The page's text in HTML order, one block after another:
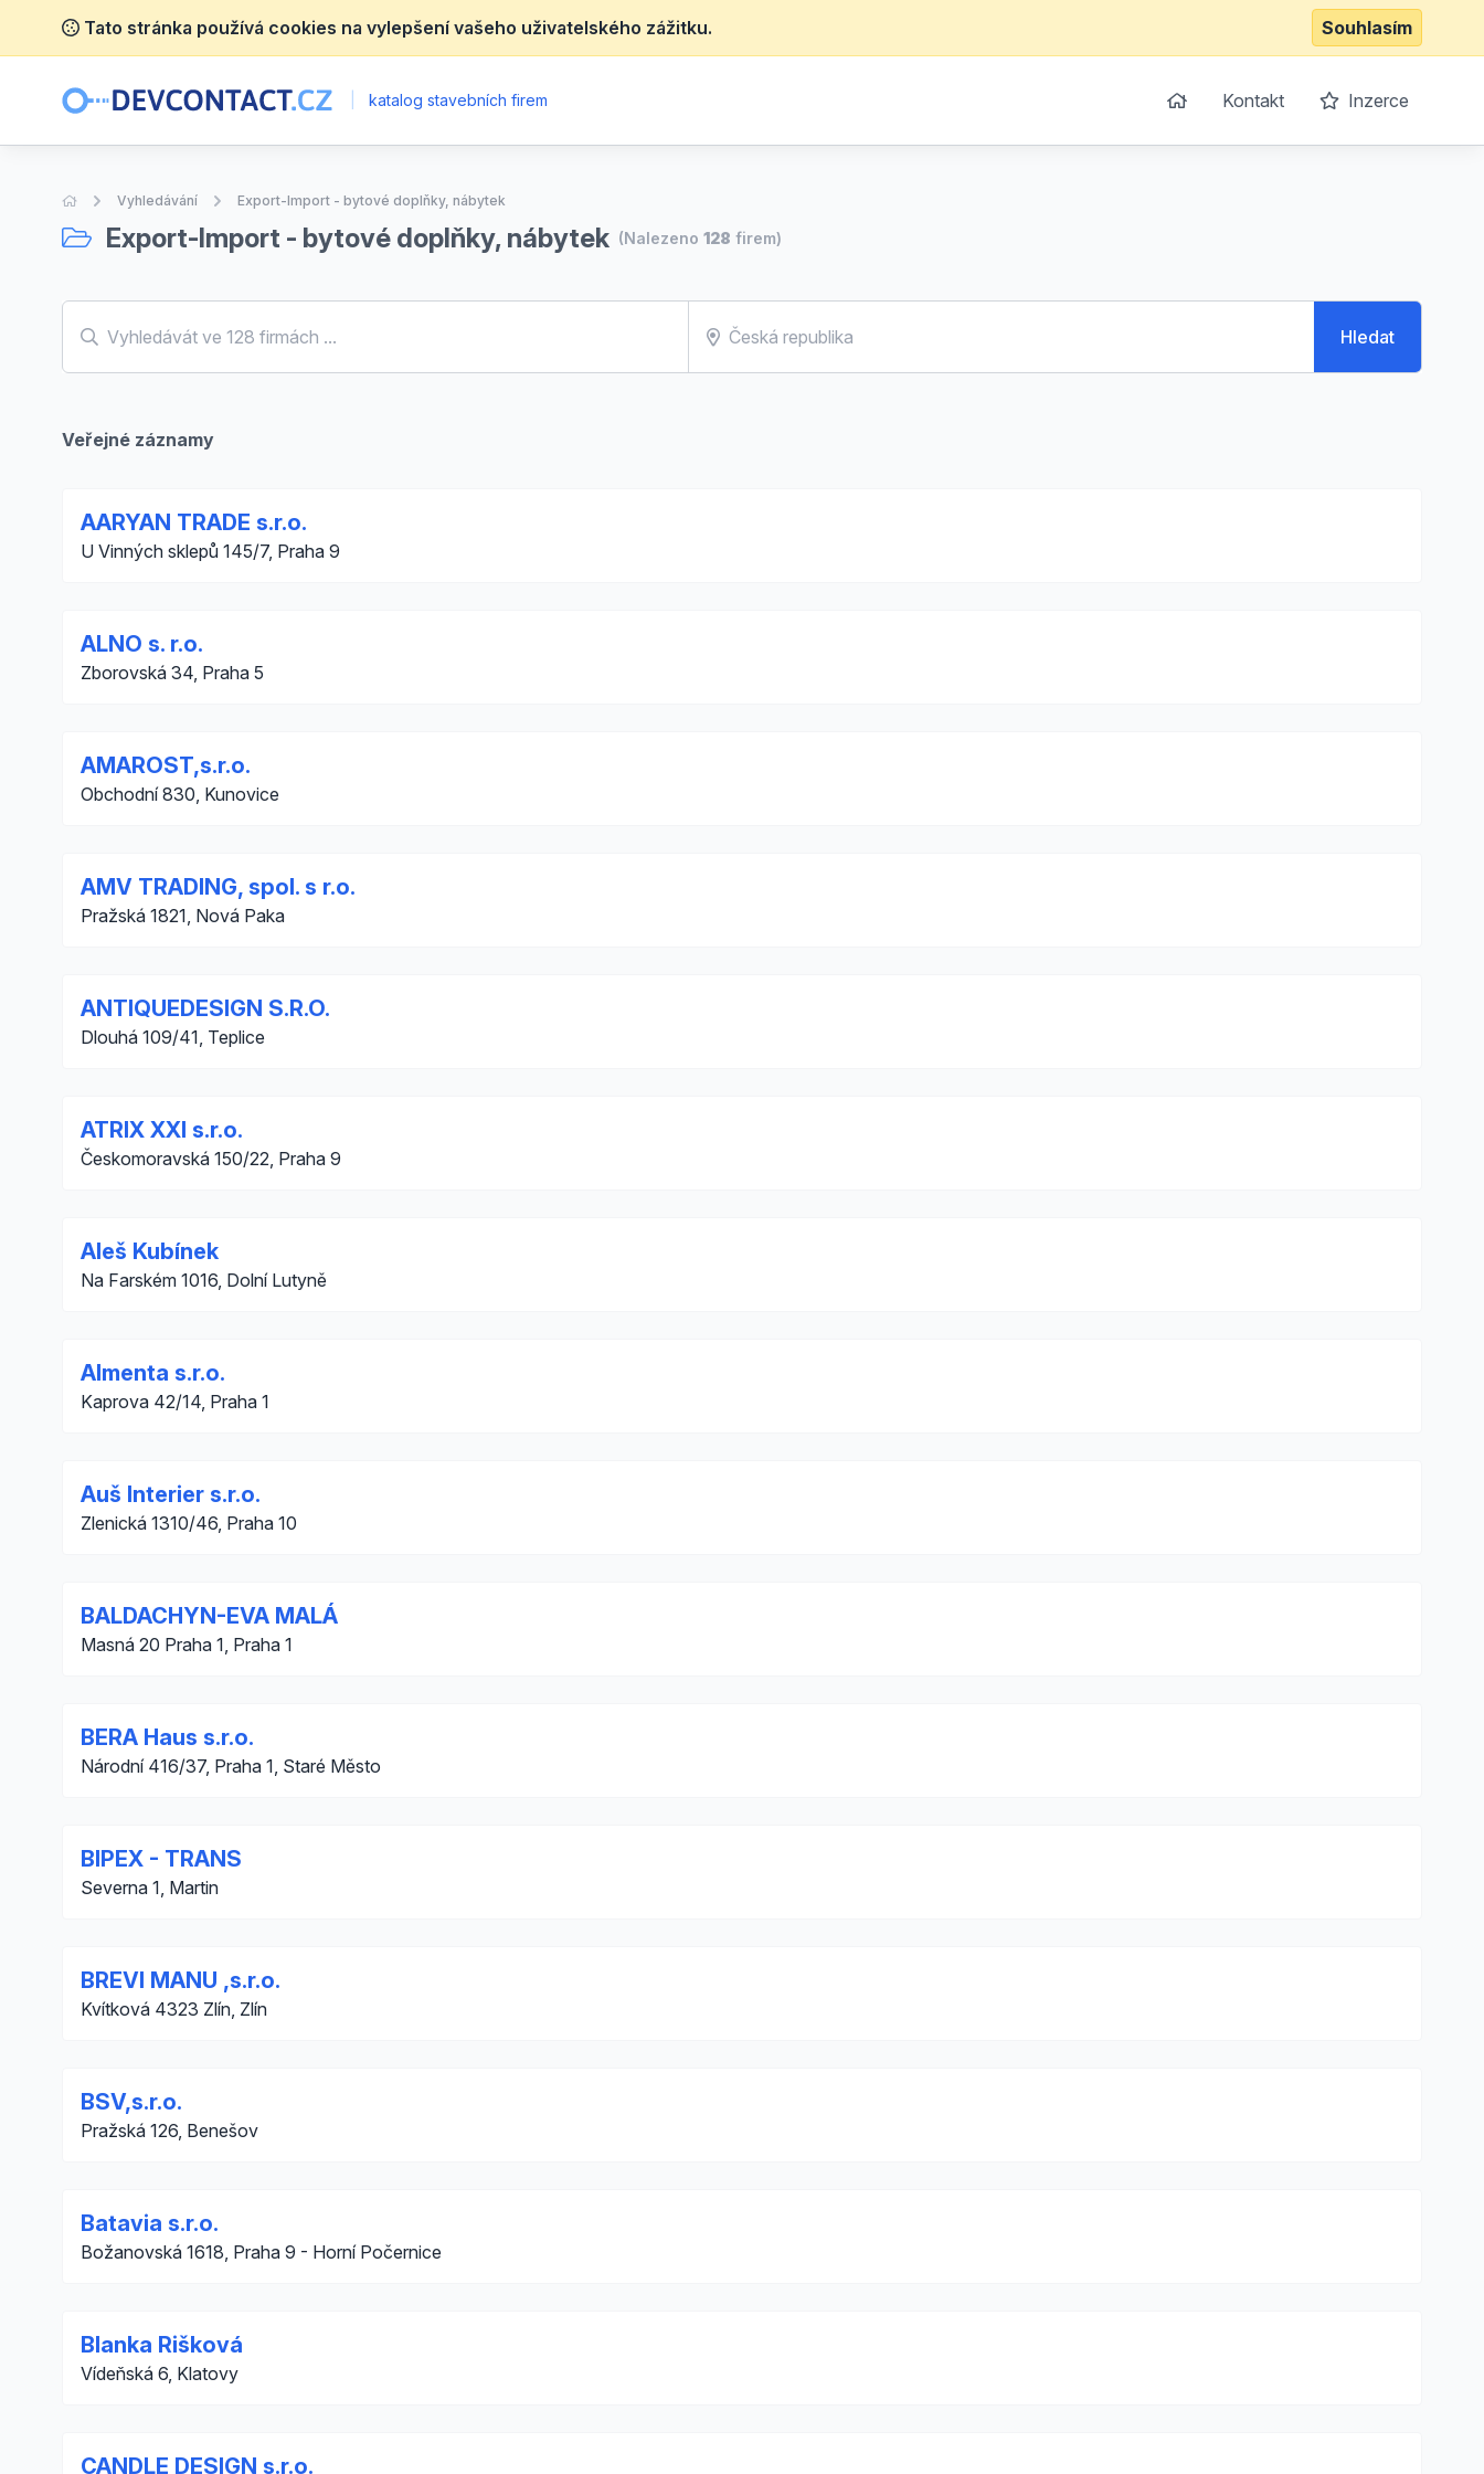
Tato stránka používá cookies na vylepšení vašeho uživatelského zážitku. Souhlasím
katalog stavebních firem Kontakt Inzerce
Úvodní stránka
Vyhledávání Export-Import - bytové doplňky, nábytek
Export-Import - bytové doplňky, nábytek (Nalezeno 128 firem)
Hledat
Veřejné záznamy
AARYAN TRADE s.r.o.
U Vinných sklepů 145/7, Praha 9
ALNO s. r.o.
Zborovská 34, Praha 5
AMAROST,s.r.o.
Obchodní 830, Kunovice
AMV TRADING, spol. s r.o.
Pražská 1821, Nová Paka
ANTIQUEDESIGN S.R.O.
Dlouhá 109/41, Teplice
ATRIX XXI s.r.o.
Českomoravská 150/22, Praha 9
Aleš Kubínek
Na Farském 1016, Dolní Lutyně
Almenta s.r.o.
Kaprova 42/14, Praha 1
Auš Interier s.r.o.
Zlenická 1310/46, Praha 10
BALDACHYN-EVA MALÁ
Masná 20 Praha 1, Praha 1
BERA Haus s.r.o.
Národní 416/37, Praha 1, Staré Město
BIPEX - TRANS
Severna 1, Martin
BREVI MANU ,s.r.o.
Kvítková 4323 Zlín, Zlín
BSV,s.r.o.
Pražská 126, Benešov
Batavia s.r.o.
Božanovská 1618, Praha 9 - Horní Počernice
Blanka Rišková
Vídeňská 6, Klatovy
CANDLE DESIGN s.r.o.